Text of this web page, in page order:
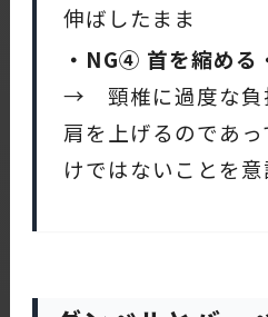
伸ばしたまま
・NG④ 首を縮める
→ 頸椎に過度な負
肩を上げるのであ
けではないことを